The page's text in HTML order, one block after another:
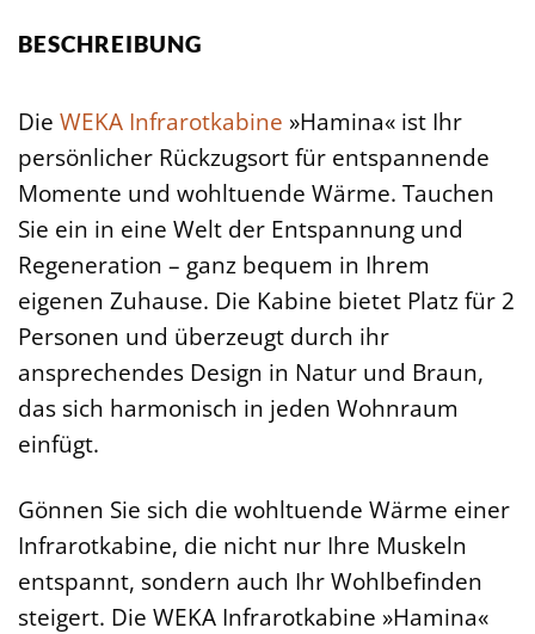
BESCHREIBUNG
Die WEKA Infrarotkabine »Hamina« ist Ihr
persönlicher Rückzugsort für entspannende
Momente und wohltuende Wärme. Tauchen
Sie ein in eine Welt der Entspannung und
Regeneration – ganz bequem in Ihrem
eigenen Zuhause. Die Kabine bietet Platz für 2
Personen und überzeugt durch ihr
ansprechendes Design in Natur und Braun,
das sich harmonisch in jeden Wohnraum
einfügt.
Gönnen Sie sich die wohltuende Wärme einer
Infrarotkabine, die nicht nur Ihre Muskeln
entspannt, sondern auch Ihr Wohlbefinden
steigert. Die WEKA Infrarotkabine »Hamina«